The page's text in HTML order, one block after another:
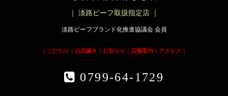
｜ 淡路ビーフ取扱指定店 ｜
淡路ビーフブランド化推進協議会 会員
｜ こだわり ｜ お品書き ｜ お知らせ ｜ 店舗案内 ｜ アクセス ｜
0799-64-1729